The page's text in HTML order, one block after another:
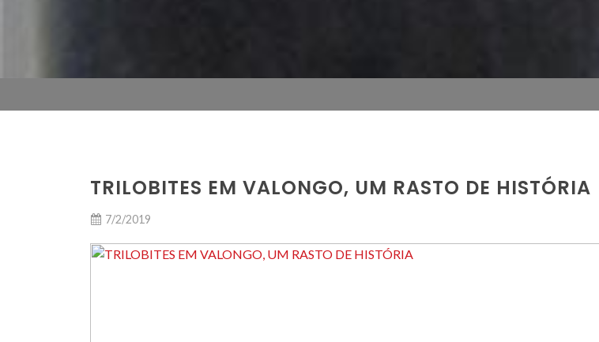
TRILOBITES EM VALONGO, UM RASTO DE HISTÓRIA
7/2/2019